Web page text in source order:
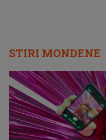
STIRI MONDENE